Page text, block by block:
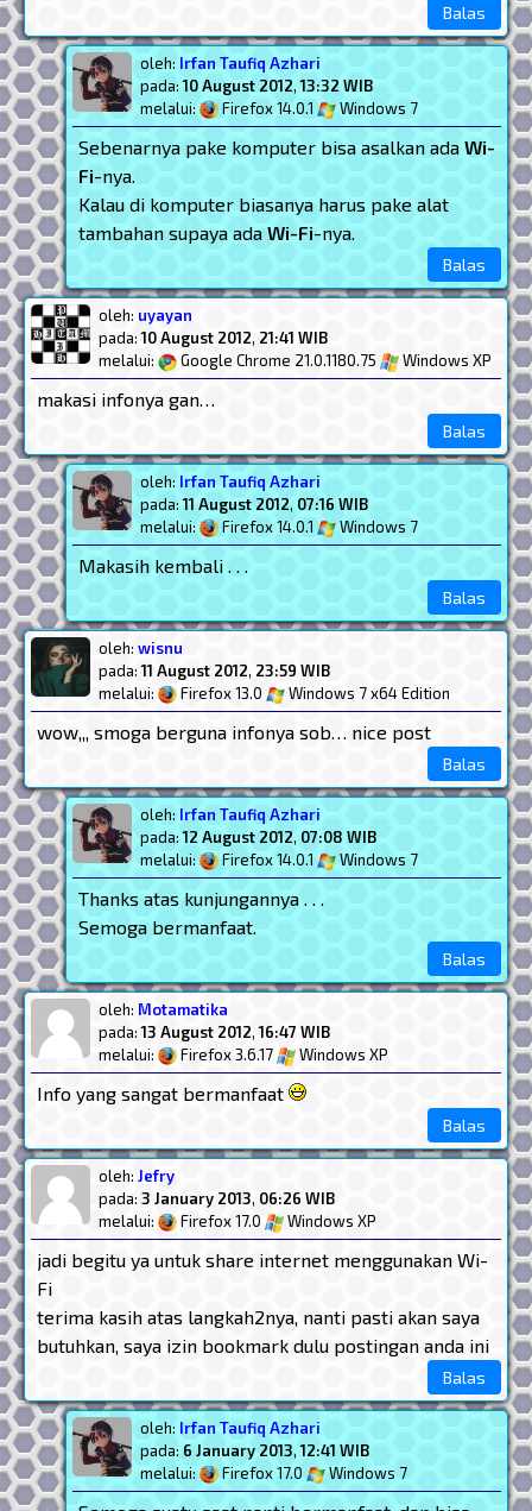
Balas
oleh: Irfan Taufiq Azhari
pada:10 August 2012,13:32 WIB
melalui:
Firefox 14.0.1 Windows 7
Sebenarnya pake komputer bisa asalkan ada Wi-
Fi-nya.
Kalau di komputer biasanya harus pake alat
tambahan supaya ada Wi-Fi-nya.
Balas
oleh: uyayan
pada:10 August 2012, 21:41 WIB
melalui:
Google Chrome 21.0.1180.75 Windows XP
makasi infonya gan…
Balas
oleh: Irfan Taufiq Azhari
pada:11 August 2012, 07:16 WIB
melalui:
Firefox 14.0.1 Windows 7
Makasih kembali . . .
Balas
oleh: wisnu
pada:11 August 2012, 23:59 WIB
melalui:
Firefox 13.0 Windows 7 x64 Edition
wow,,, smoga berguna infonya sob… nice post
Balas
oleh: Irfan Taufiq Azhari
pada:12 August 2012, 07:08 WIB
melalui:
Firefox 14.0.1 Windows 7
Thanks atas kunjungannya . . .
Semoga bermanfaat.
Balas
oleh: Motamatika
pada:13 August 2012,16:47 WIB
melalui:
Firefox 3.6.17 Windows XP
Info yang sangat bermanfaat
Balas
oleh: Jefry
pada: 3 January 2013, 06:26 WIB
melalui:
Firefox 17.0 Windows XP
jadi begitu ya untuk share internet menggunakan Wi-
Fi
terima kasih atas langkah2nya, nanti pasti akan saya
butuhkan, saya izin bookmark dulu postingan anda ini
Balas
oleh: Irfan Taufiq Azhari
pada: 6 January 2013,12:41 WIB
melalui:
Firefox 17.0 Windows 7